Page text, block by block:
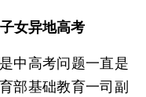
女异地高考
高考问题一直是
部基础教育一司副